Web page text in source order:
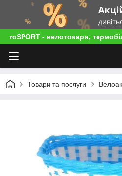
roSPORT - велотовари,
Товари та послуги